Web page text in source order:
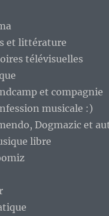
et littérature
télévisuelles
et compagnie
musicale :)
Dogmazic et
libre